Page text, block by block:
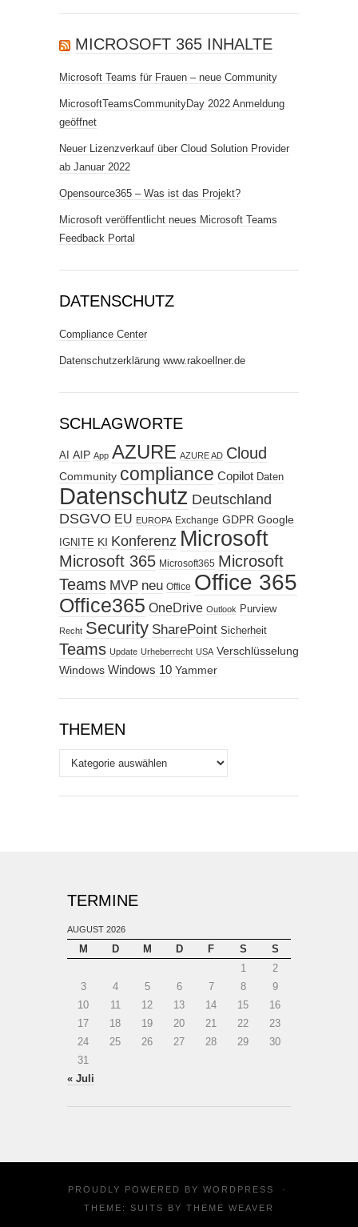
MICROSOFT 365 INHALTE
Microsoft Teams für Frauen – neue Community
MicrosoftTeamsCommunityDay 2022 Anmeldung
geöffnet
Neuer Lizenzverkauf über Cloud Solution Provider
ab Januar 2022
Opensource365 – Was ist das Projekt?
Microsoft veröffentlicht neues Microsoft Teams
Feedback Portal
DATENSCHUTZ
Compliance Center
Datenschutzerklärung www.rakoellner.de
SCHLAGWORTE
AI AIP App AZURE AZURE AD Cloud
Community compliance Copilot Daten
Datenschutz Deutschland
DSGVO EU EUROPA Exchange GDPR Google
IGNITE KI Konferenz Microsoft
Microsoft 365 Microsoft365 Microsoft
Teams MVP neu Office Office 365
Office365 OneDrive Outlook Purview
Recht Security SharePoint Sicherheit
Teams Update Urheberrecht USA Verschlüsselung
Windows Windows 10 Yammer
THEMEN
Themen
TERMINE
AUGUST 2026
M D M D F S
S
1
2
3
4 5 6 7 8
9
10
11 12 13 14 15
16
17
18 19 20 21 22
23
24
25 26 27 28 29
30
31
« Juli
PROUDLY POWERED BY WORDPRESS
·
THEME: SUITS BY THEME WEAVER